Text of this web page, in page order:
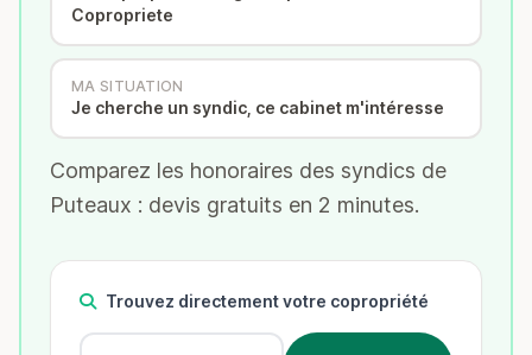
Copropriete
MA SITUATION
Je cherche un syndic, ce cabinet m'intéresse
Comparez les honoraires des syndics de
Puteaux : devis gratuits en 2 minutes.
Trouvez directement votre copropriété